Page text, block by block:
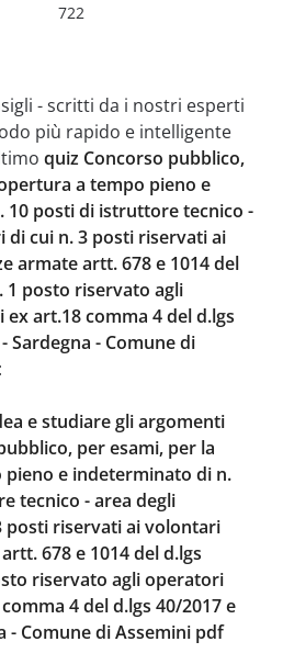
722
- scritti da i nostri esperti
più rapido e intelligente
quiz Concorso pubblico,
a tempo pieno e
10 posti di istruttore tecnico -
cui n. 3 posti riservati ai
armate artt. 678 e 1014 del
1 posto riservato agli
art.18 comma 4 del d.lgs
Sardegna - Comune di
:
e studiare gli argomenti
per esami, per la
e indeterminato di n.
tecnico - area degli
posti riservati ai volontari
678 e 1014 del d.lgs
riservato agli operatori
4 del d.lgs 40/2017 e
- Comune di Assemini pdf